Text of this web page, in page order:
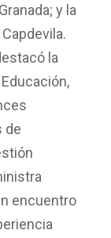
y la
la
de
encuentro